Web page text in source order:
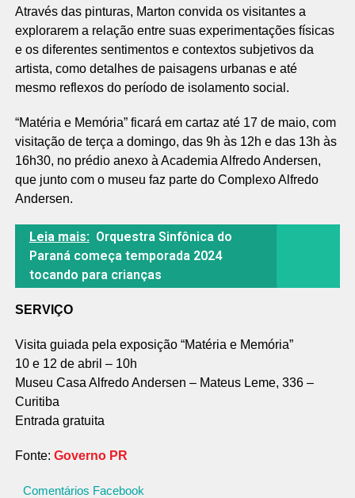
Através das pinturas, Marton convida os visitantes a
explorarem a relação entre suas experimentações físicas
e os diferentes sentimentos e contextos subjetivos da
artista, como detalhes de paisagens urbanas e até
mesmo reflexos do período de isolamento social.
“Matéria e Memória” ficará em cartaz até 17 de maio, com
visitação de terça a domingo, das 9h às 12h e das 13h às
16h30, no prédio anexo à Academia Alfredo Andersen,
que junto com o museu faz parte do Complexo Alfredo
Andersen.
Leia mais: Orquestra Sinfônica do
Paraná começa temporada 2024
tocando para crianças
SERVIÇO
Visita guiada pela exposição “Matéria e Memória”
10 e 12 de abril – 10h
Museu Casa Alfredo Andersen – Mateus Leme, 336 –
Curitiba
Entrada gratuita
Fonte: Governo PR
Comentários Facebook